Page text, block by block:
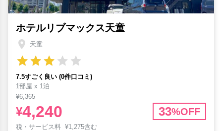
ホテルリブマックス天童
天童
7.5すごく良い (0件口コミ)
1部屋 x 1泊
¥6,365
¥4,240 33%OFF
税・サービス料 ¥1,275含む